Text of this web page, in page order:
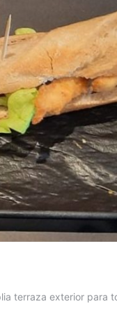
terraza exterior para